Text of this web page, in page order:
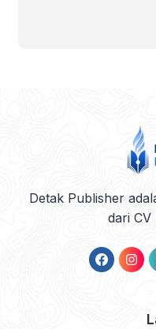
Detak Publisher
dari CV